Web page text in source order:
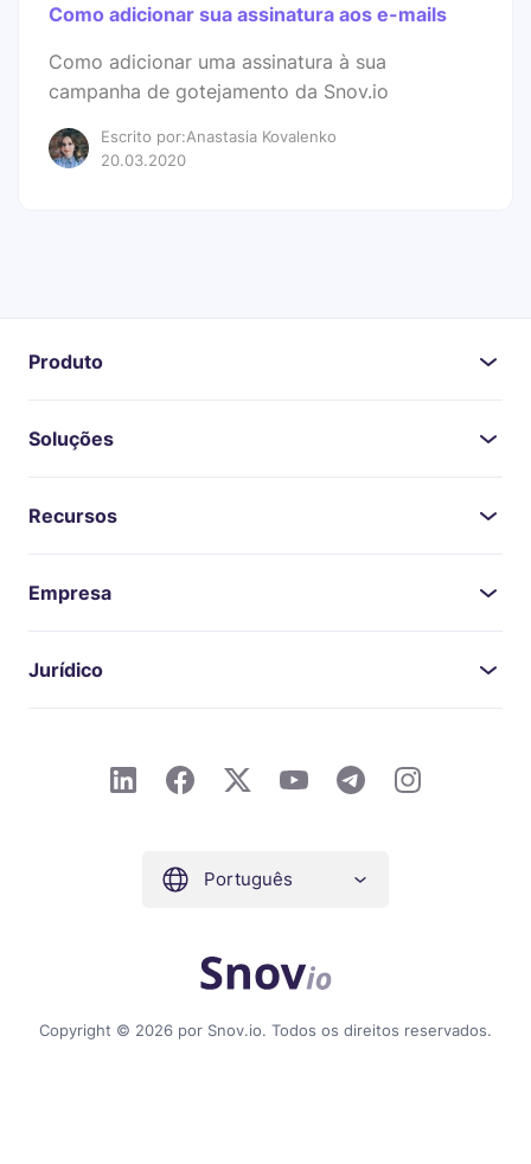
Como adicionar sua assinatura aos e-mails
Como adicionar uma assinatura à sua
campanha de gotejamento da Snov.io
Escrito por:Anastasia Kovalenko
20.03.2020
Produto
Soluções
Recursos
Empresa
Jurídico
Copyright © 2026 por Snov.io. Todos os direitos reservados.
Português